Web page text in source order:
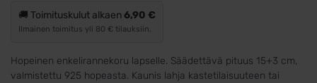
🚚 Toimituskulut alkaen6,90 €
Ilmainen toimitus yli 80 € tilauksiin.
Hopeinen enkelirannekoru lapselle. Säädettävä pituus 15+3 cm,
valmistettu 925 hopeasta. Kaunis lahja kastetilaisuuteen tai